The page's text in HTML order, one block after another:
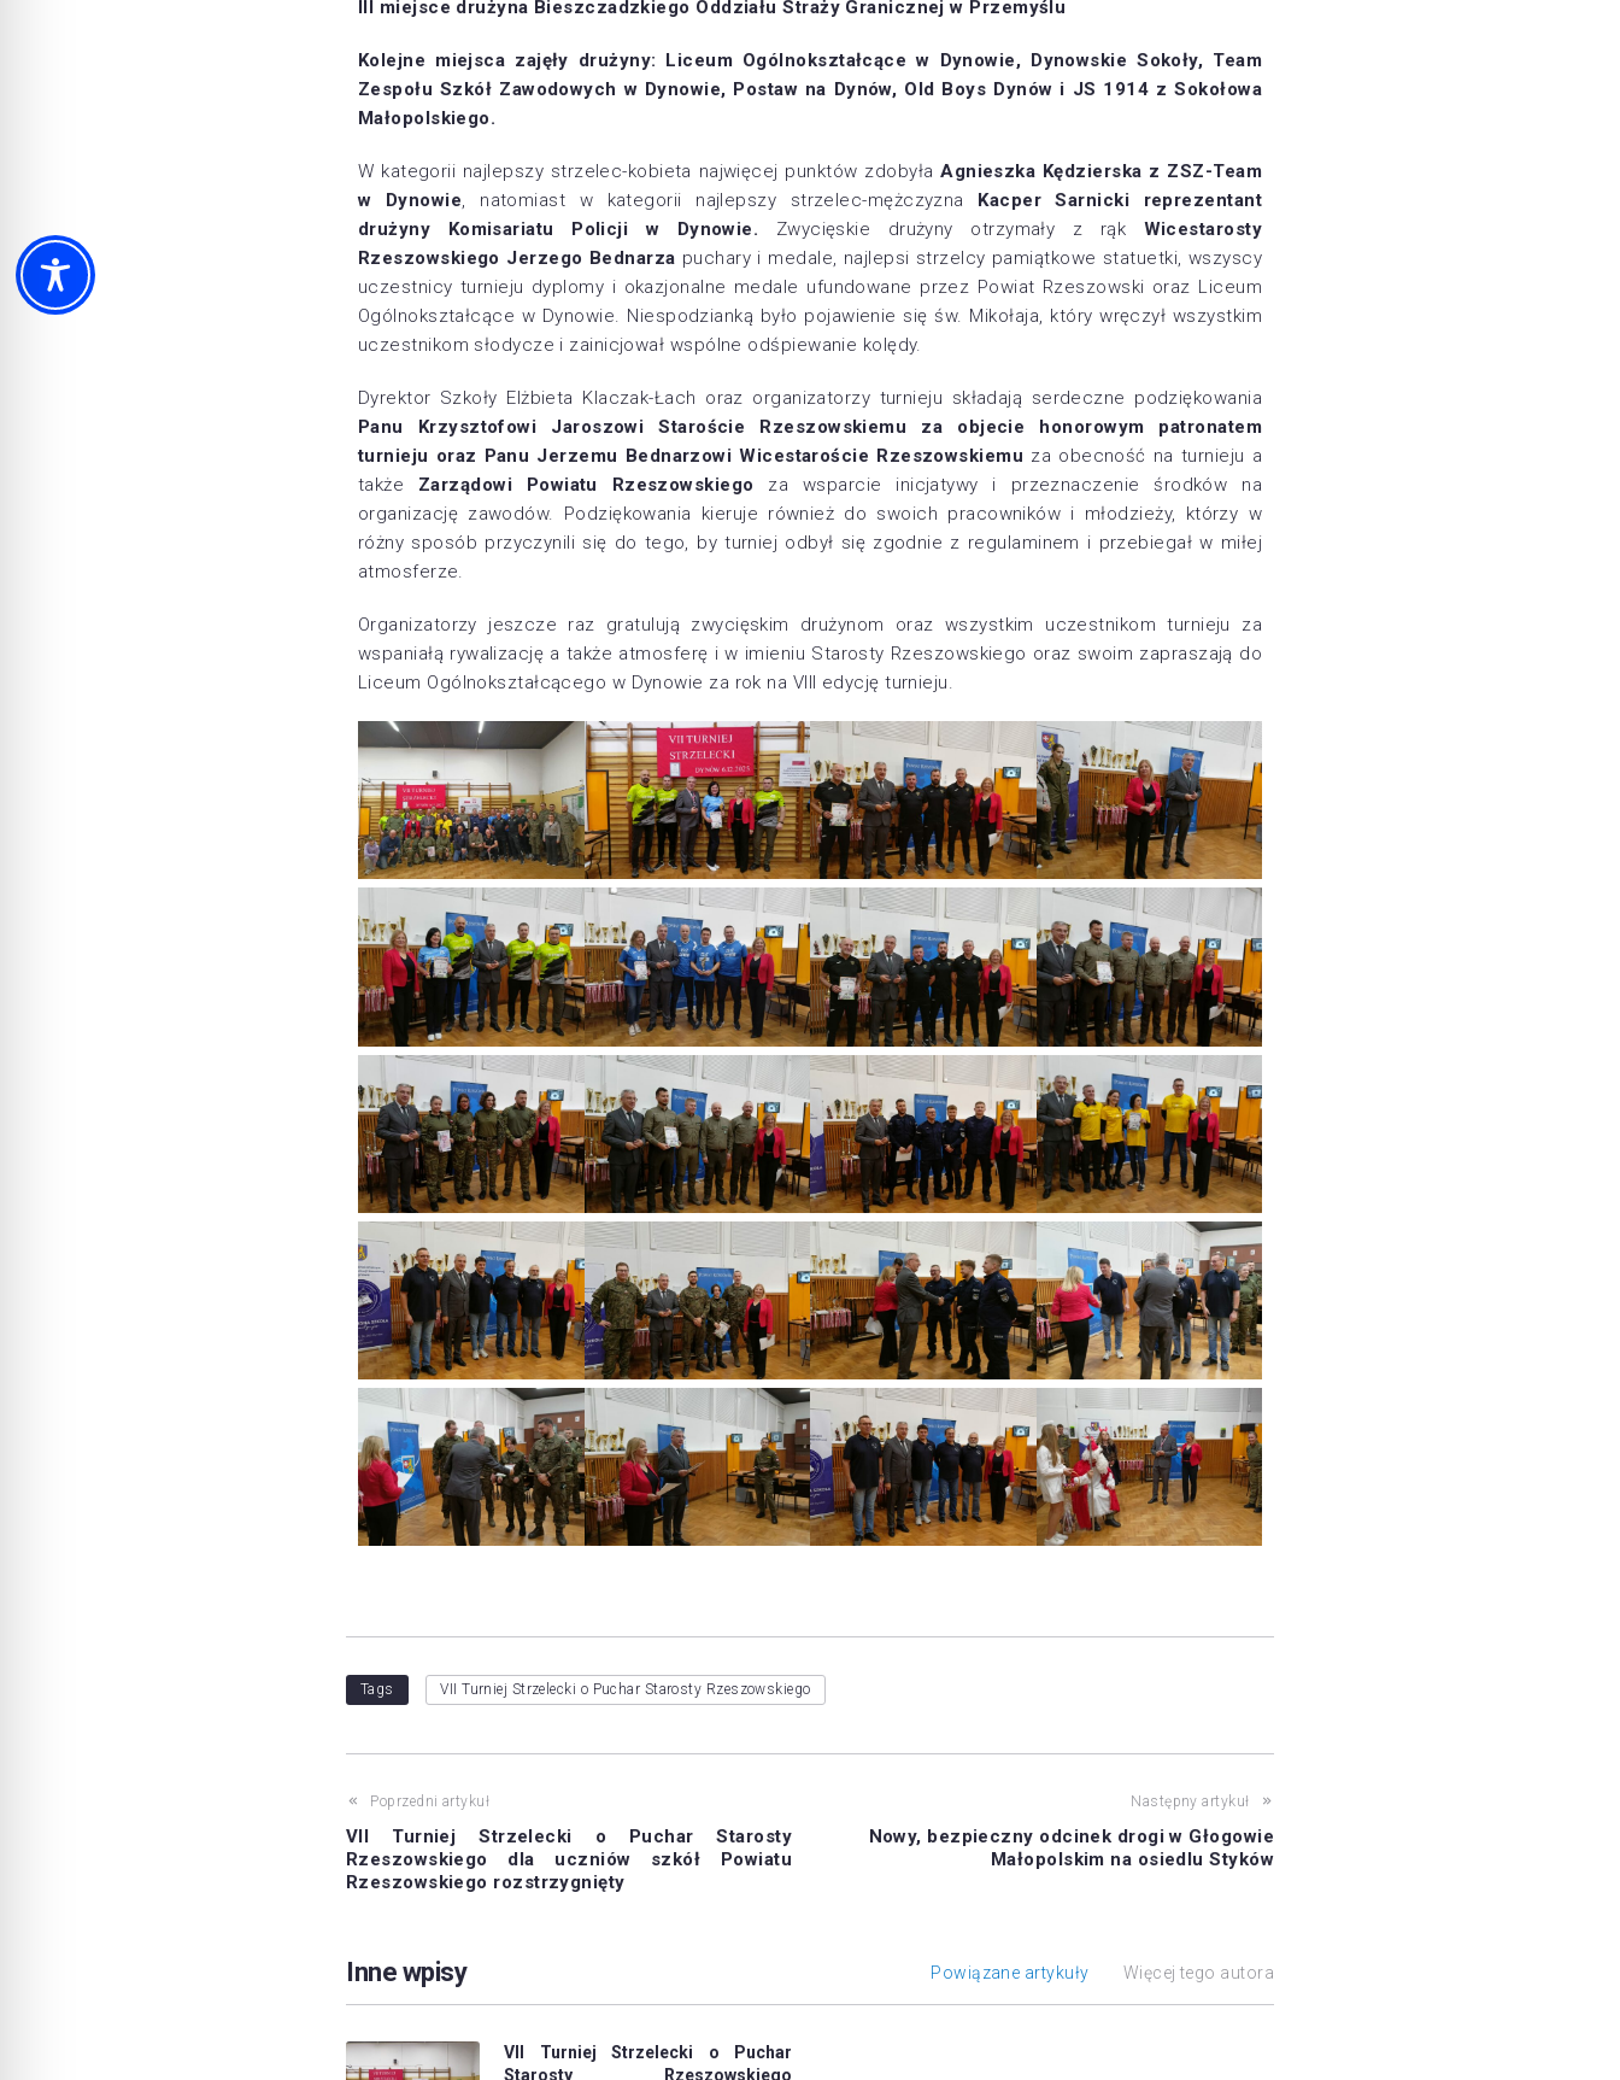
III miejsce drużyna Bieszczadzkiego Oddziału Straży Granicznej w Przemyślu
Kolejne miejsca zajęły drużyny: Liceum Ogólnokształcące w Dynowie, Dynowskie Sokoły, Team
Zespołu Szkół Zawodowych w Dynowie, Postaw na Dynów, Old Boys Dynów i JS 1914 z Sokołowa
Małopolskiego.
W kategorii najlepszy strzelec-kobieta najwięcej punktów zdobyłaAgnieszka Kędzierska z ZSZ-Team
w Dynowie, natomiast w kategorii najlepszy strzelec-mężczyzna Kacper Sarnicki reprezentant
drużyny Komisariatu Policji w Dynowie. Zwycięskie drużyny otrzymały z rąk Wicestarosty
Rzeszowskiego Jerzego Bednarza puchary i medale, najlepsi strzelcy pamiątkowe statuetki, wszyscy
uczestnicy turnieju dyplomy i okazjonalne medale ufundowane przez Powiat Rzeszowski oraz Liceum
Ogólnokształcące w Dynowie. Niespodzianką było pojawienie się św. Mikołaja, który wręczył wszystkim
uczestnikom słodycze i zainicjował wspólne odśpiewanie kolędy.
Dyrektor Szkoły Elżbieta Klaczak-Łach oraz organizatorzy turnieju składają serdeczne podziękowania
Panu Krzysztofowi Jaroszowi Staroście Rzeszowskiemu za objecie honorowym patronatem
turnieju oraz Panu Jerzemu Bednarzowi Wicestaroście Rzeszowskiemu za obecność na turnieju a
także Zarządowi Powiatu Rzeszowskiego za wsparcie inicjatywy i przeznaczenie środków na
organizację zawodów. Podziękowania kieruje również do swoich pracowników i młodzieży, którzy w
różny sposób przyczynili się do tego, by turniej odbył się zgodnie z regulaminem i przebiegał w miłej
atmosferze.
Organizatorzy jeszcze raz gratulują zwycięskim drużynom oraz wszystkim uczestnikom turnieju za
wspaniałą rywalizację a także atmosferę i w imieniu Starosty Rzeszowskiego oraz swoim zapraszają do
Liceum Ogólnokształcącego w Dynowie za rok na VIII edycję turnieju.
Tags VII Turniej Strzelecki o Puchar Starosty Rzeszowskiego
Poprzedni artykuł
VII Turniej Strzelecki o Puchar Starosty
Rzeszowskiego dla uczniów szkół Powiatu
Rzeszowskiego rozstrzygnięty
Następny artykuł
Nowy, bezpieczny odcinek drogi w Głogowie
Małopolskim na osiedlu Styków
Inne wpisy Powiązane artykuły Więcej tego autora
VII Turniej Strzelecki o Puchar
Starosty Rzeszowskiego